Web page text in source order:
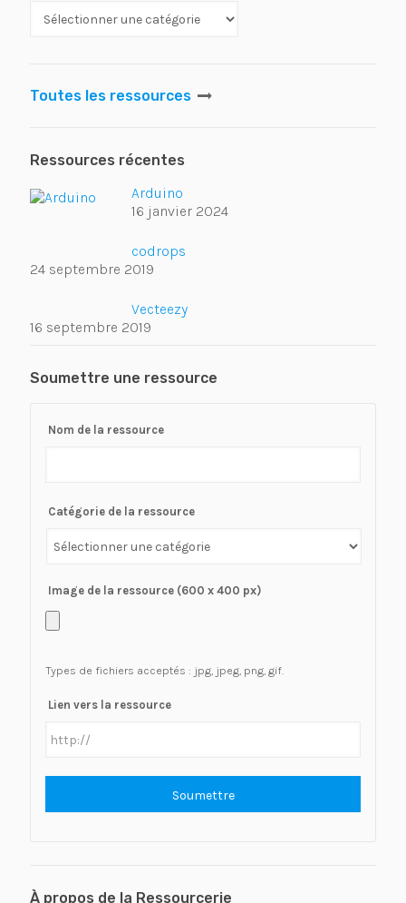
Toutes les ressources
Ressources récentes
Arduino
16 janvier 2024
codrops
24 septembre 2019
Vecteezy
16 septembre 2019
Soumettre une ressource
Nom de la ressource
Catégorie de la ressource
Image de la ressource (600 x 400 px)
Types de fichiers acceptés : jpg, jpeg, png, gif.
Lien vers la ressource
À propos de la Ressourcerie